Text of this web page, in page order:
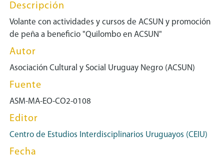
Descripción
Volante con actividades y cursos de ACSUN y promoción
de peña a beneficio "Quilombo en ACSUN"
Autor
Asociación Cultural y Social Uruguay Negro (ACSUN)
Fuente
ASM-MA-EO-CO2-0108
Editor
Centro de Estudios Interdisciplinarios Uruguayos (CEIU)
Fecha